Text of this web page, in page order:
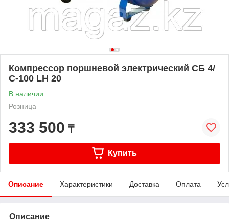
Компрессор поршневой электрический СБ 4/
С-100 LH 20
В наличии
Розница
333 500 ₸
Купить
Описание Характеристики Доставка Оплата
Описание